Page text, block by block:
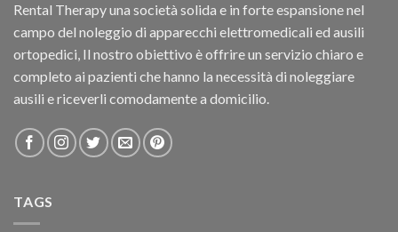
Rental Therapy una società solida e in forte espansione nel
campo del noleggio di apparecchi elettromedicali ed ausili
ortopedici, Il nostro obiettivo è offrire un servizio chiaro e
completo ai pazienti che hanno la necessità di noleggiare
ausili e riceverli comodamente a domicilio.
TAGS